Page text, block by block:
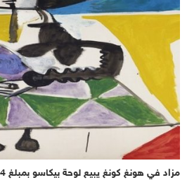
مزاد في هونغ كونغ يبيع لوحة بيكاسو بمبلغ 24 مليون دولار